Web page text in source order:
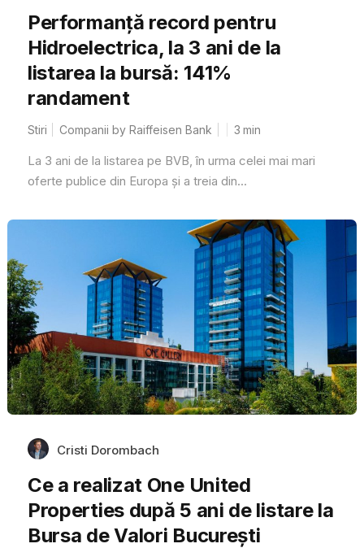
Performanță record pentru
Hidroelectrica, la 3 ani de la
listarea la bursă: 141%
randament
Stiri Companii by Raiffeisen Bank 3 min
La 3 ani de la listarea pe BVB, în urma celei mai mari
oferte publice din Europa și a treia din...
Cristi Dorombach
Ce a realizat One United
Properties după 5 ani de listare la
Bursa de Valori București